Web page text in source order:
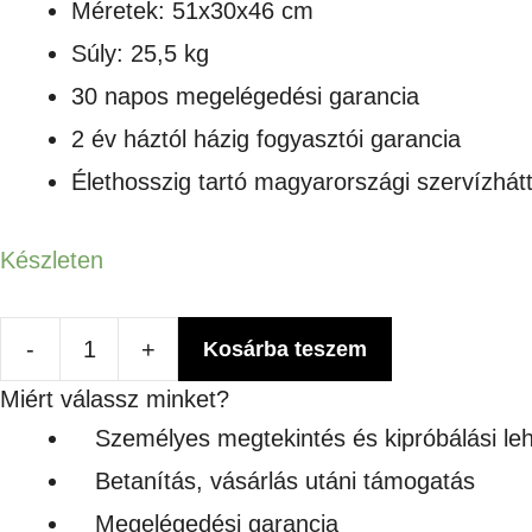
Méretek: 51x30x46 cm
Súly: 25,5 kg
30 napos megelégedési garancia
2 év háztól házig fogyasztói garancia
Élethosszig tartó magyarországi
Készleten
-
szabvány
+ Kosárba teszem
Miért válassz minket?
Személyes megtekintés és kipróbálási
Betanítás, vásárlás utáni támogatás
Megelégedési garancia